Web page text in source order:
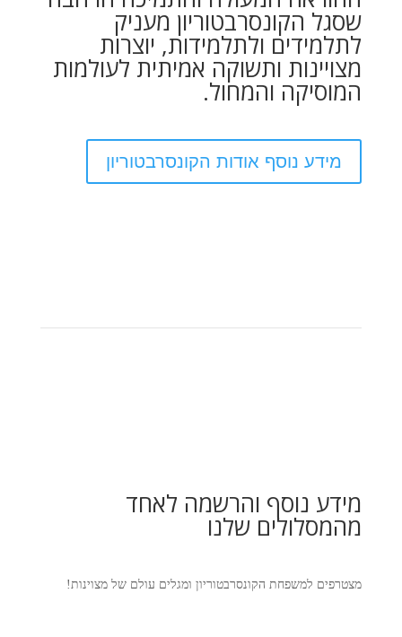
שסגל הקונסרבטוריון מעניק
לתלמידים ולתלמידות, יוצרות
מצויינות ותשוקה אמיתית לעולמות
המוסיקה והמחול.
מידע נוסף אודות הקונסרבטוריון
מידע נוסף והרשמה לאחד
מהמסלולים שלנו
מצטרפים למשפחת הקונסרבטוריון ומגלים עולם של מצוינות!